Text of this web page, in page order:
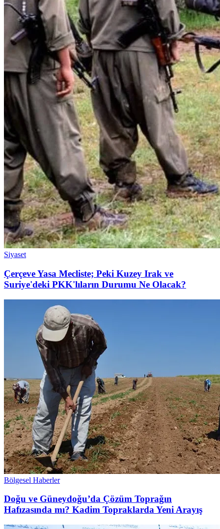
Siyaset
Çerçeve Yasa Mecliste; Peki Kuzey Irak ve
Suriye'deki PKK'lıların Durumu Ne Olacak?
Bölgesel Haberler
Doğu ve Güneydoğu’da Çözüm Toprağın
Hafızasında mı? Kadim Topraklarda Yeni Arayış